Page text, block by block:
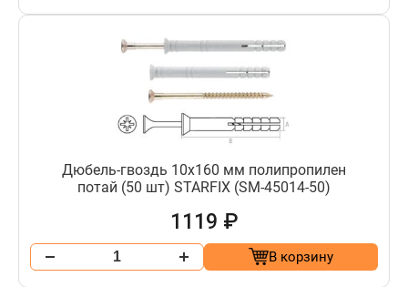
Дюбель-гвоздь 10х160 мм полипропилен
потай (50 шт) STARFIX (SM-45014-50)
1119 ₽
В корзину